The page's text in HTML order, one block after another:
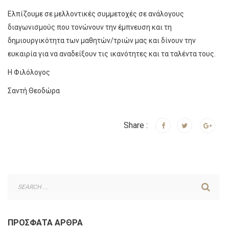
Ελπίζουμε σε μελλοντικές συμμετοχές σε ανάλογους
διαγωνισμούς που τονώνουν την έμπνευση και τη
δημιουργικότητα των μαθητών/τριών μας και δίνουν την
ευκαιρία για να αναδείξουν τις ικανότητες και τα ταλέντα τους.
Η Φιλόλογος
Σαντή Θεοδώρα
Share :
ΠΡΌΣΦΑΤΑ ΆΡΘΡΑ